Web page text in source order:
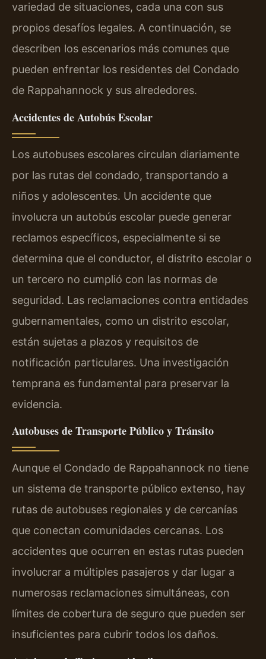
variedad de situaciones, cada una con sus
propios desafíos legales. A continuación, se
describen los escenarios más comunes que
pueden enfrentar los residentes del Condado
de Rappahannock y sus alrededores.
Accidentes de Autobús Escolar
Los autobuses escolares circulan diariamente
por las rutas del condado, transportando a
niños y adolescentes. Un accidente que
involucra un autobús escolar puede generar
reclamos específicos, especialmente si se
determina que el conductor, el distrito escolar o
un tercero no cumplió con las normas de
seguridad. Las reclamaciones contra entidades
gubernamentales, como un distrito escolar,
están sujetas a plazos y requisitos de
notificación particulares. Una investigación
temprana es fundamental para preservar la
evidencia.
Autobuses de Transporte Público y Tránsito
Aunque el Condado de Rappahannock no tiene
un sistema de transporte público extenso, hay
rutas de autobuses regionales y de cercanías
que conectan comunidades cercanas. Los
accidentes que ocurren en estas rutas pueden
involucrar a múltiples pasajeros y dar lugar a
numerosas reclamaciones simultáneas, con
límites de cobertura de seguro que pueden ser
insuficientes para cubrir todos los daños.